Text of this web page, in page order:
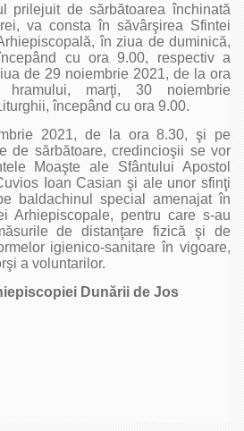
prilejuit de sărbătoarea închinată
va consta în săvârşirea Sfintei
în ziua de duminică,
cu ora 9.00, respectiv a
de 29 noiembrie 2021, de la ora
marţi, 30 noiembrie
începând cu ora 9.00.
2021, de la ora 8.30, şi pe
de sărbătoare, credincioşii se vor
Moaşte ale Sfântului Apostol
Ioan Casian şi ale unor sfinţi
baldachinul special amenajat în
Arhiepiscopale, pentru care s-au
de distanţare fizică şi de
igienico-sanitare în vigoare,
a voluntarilor.
Dunării de Jos